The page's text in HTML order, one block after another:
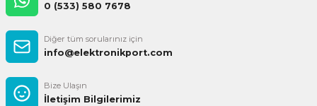
0 (533) 580 7678
Diğer tüm sorularınız için
info@elektronikport.com
Bize Ulaşın
İletişim Bilgilerimiz